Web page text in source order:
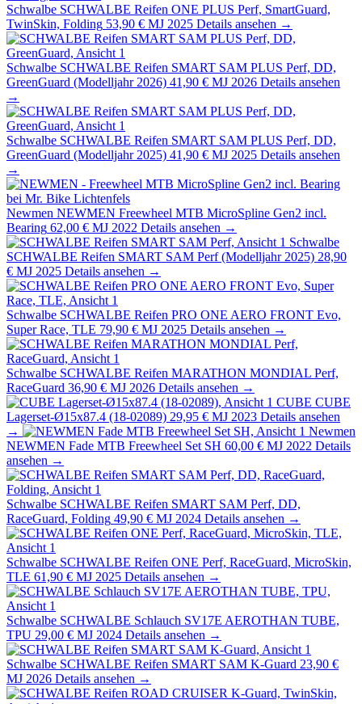
Schwalbe SCHWALBE Reifen ONE PLUS Perf, SmartGuard,
TwinSkin, Folding 53,90 € MJ 2025 Details ansehen →
Schwalbe SCHWALBE Reifen SMART SAM PLUS Perf, DD,
GreenGuard (Modelljahr 2026) 41,90 € MJ 2026 Details ansehen
→
Schwalbe SCHWALBE Reifen SMART SAM PLUS Perf, DD,
GreenGuard (Modelljahr 2025) 41,90 € MJ 2025 Details ansehen
→
Newmen NEWMEN Freewheel MTB MicroSpline Gen2 incl.
Bearing 62,00 € MJ 2022 Details ansehen →
Schwalbe
SCHWALBE Reifen SMART SAM Perf (Modelljahr 2025) 28,90
€ MJ 2025 Details ansehen →
Schwalbe SCHWALBE Reifen PRO ONE AERO FRONT Evo,
Super Race, TLE 79,90 € MJ 2025 Details ansehen →
Schwalbe SCHWALBE Reifen MARATHON MONDIAL Perf,
RaceGuard 36,90 € MJ 2026 Details ansehen →
CUBE CUBE
Lagerset-Ø15x87.4 (18-02089) 29,95 € MJ 2023 Details ansehen
→
Newmen
NEWMEN Fade MTB Freewheel Set SH 60,00 € MJ 2022 Details
ansehen →
Schwalbe SCHWALBE Reifen SMART SAM Perf, DD,
RaceGuard, Folding 49,90 € MJ 2024 Details ansehen →
Schwalbe SCHWALBE Reifen ONE Perf, RaceGuard, MicroSkin,
TLE 61,90 € MJ 2025 Details ansehen →
Schwalbe SCHWALBE Schlauch SV17E AEROTHAN TUBE,
TPU 29,00 € MJ 2024 Details ansehen →
Schwalbe SCHWALBE Reifen SMART SAM K-Guard 23,90 €
MJ 2026 Details ansehen →